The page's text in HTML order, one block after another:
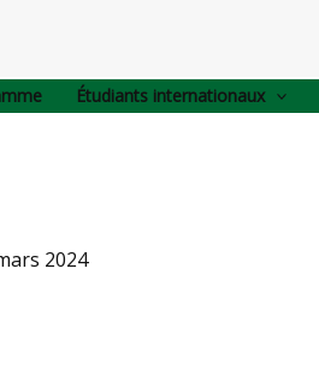
Étudiants internationaux
2024